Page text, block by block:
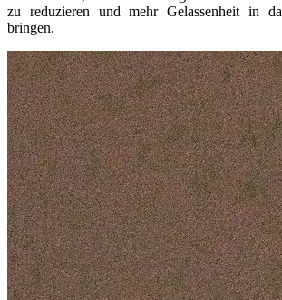
zu reduzieren und mehr Gelassenheit in
bringen.